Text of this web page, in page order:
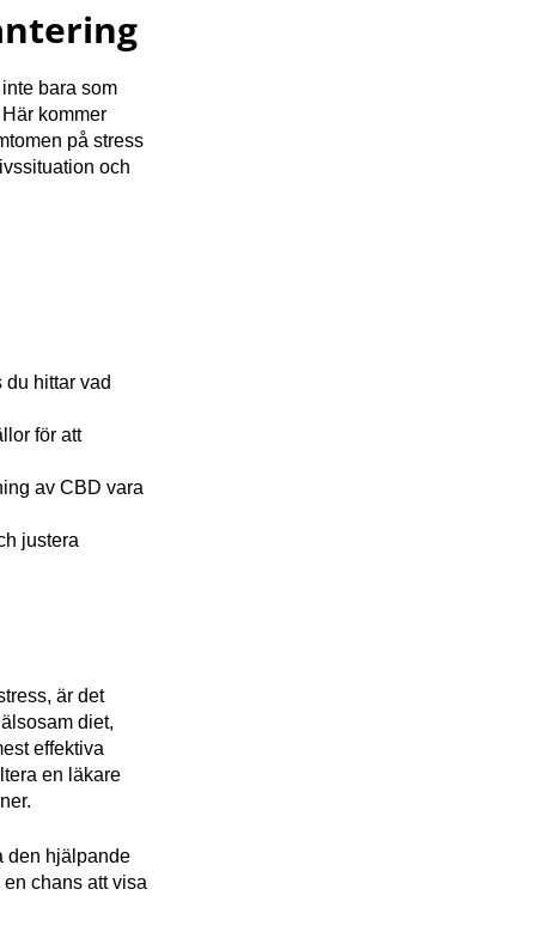
bara som
kommer
på stress
och
hittar vad
för att
av CBD vara
justera
är det
diet,
effektiva
en läkare
den hjälpande
chans att visa